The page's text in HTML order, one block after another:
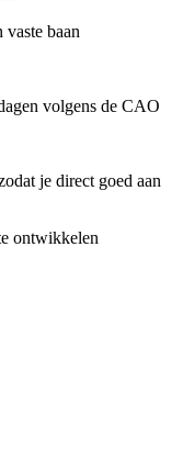
baan
volgens de CAO
je direct goed aan
ontwikkelen